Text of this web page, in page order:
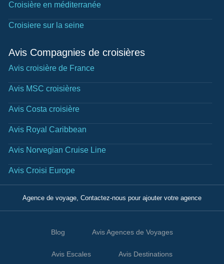
Croisière en méditerranée
Croisiere sur la seine
Avis Compagnies de croisières
Avis croisière de France
Avis MSC croisières
Avis Costa croisière
Avis Royal Caribbean
Avis Norvegian Cruise Line
Avis Croisi Europe
Agence de voyage, Contactez-nous pour ajouter votre agence
Blog Avis Agences de Voyages
Avis Escales Avis Destinations